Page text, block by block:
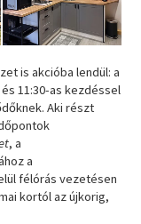
is akcióba lendül: a
11:30-as kezdéssel
Aki részt
, a
a
félórás vezetésen
kortól az újkorig,